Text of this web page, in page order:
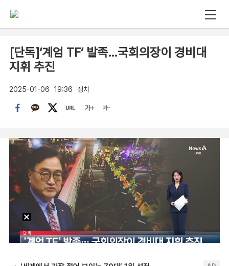
[단독]‘계엄 TF’ 발족…국회의장이 경비대
지휘 추진
2025-01-06 19:36 정치